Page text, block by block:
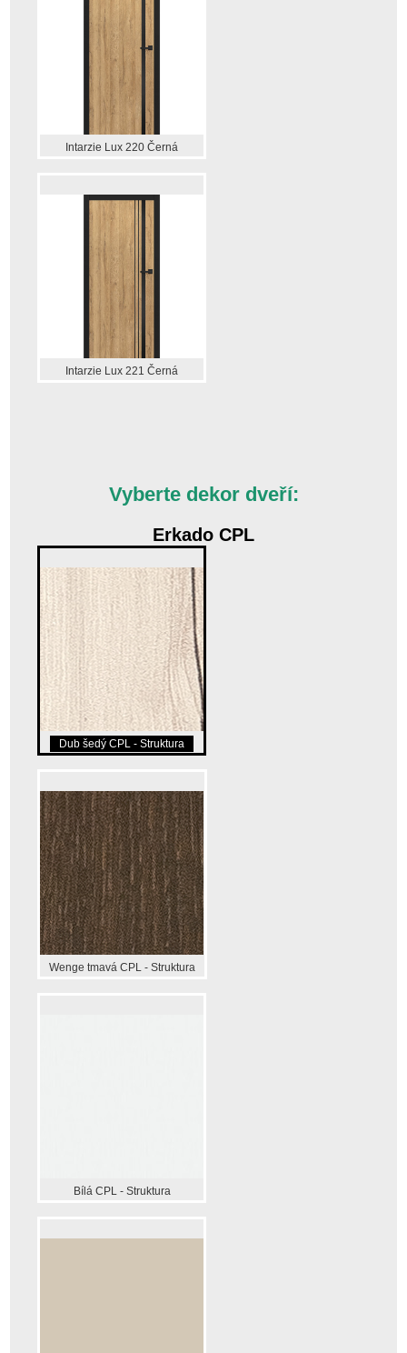
Intarzie Lux 220 Černá
Intarzie Lux 221 Černá
Vyberte dekor dveří:
Erkado CPL
Dub šedý CPL - Struktura
Wenge tmavá CPL - Struktura
Bílá CPL - Struktura